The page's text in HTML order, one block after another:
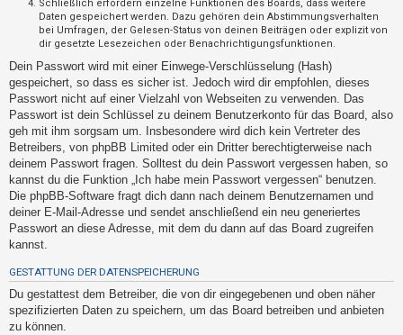
w
o
r
t
e
t
e
T
h
e
m
e
n
Schließlich erfordern einzelne Funktionen des Boards, dass weitere
Daten gespeichert werden. Dazu gehören dein Abstimmungsverhalten
bei Umfragen, der Gelesen-Status von deinen Beiträgen oder explizit von
dir gesetzte Lesezeichen oder Benachrichtigungsfunktionen.
Dein Passwort wird mit einer Einwege-Verschlüsselung (Hash)
gespeichert, so dass es sicher ist. Jedoch wird dir empfohlen, dieses
Passwort nicht auf einer Vielzahl von Webseiten zu verwenden. Das
Passwort ist dein Schlüssel zu deinem Benutzerkonto für das Board, also
geh mit ihm sorgsam um. Insbesondere wird dich kein Vertreter des
Betreibers, von phpBB Limited oder ein Dritter berechtigterweise nach
deinem Passwort fragen. Solltest du dein Passwort vergessen haben, so
kannst du die Funktion „Ich habe mein Passwort vergessen“ benutzen.
Die phpBB-Software fragt dich dann nach deinem Benutzernamen und
deiner E-Mail-Adresse und sendet anschließend ein neu generiertes
Passwort an diese Adresse, mit dem du dann auf das Board zugreifen
kannst.
GESTATTUNG DER DATENSPEICHERUNG
Du gestattest dem Betreiber, die von dir eingegebenen und oben näher
spezifizierten Daten zu speichern, um das Board betreiben und anbieten
zu können.